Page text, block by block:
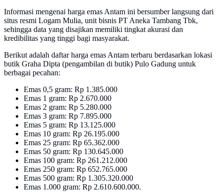
Informasi mengenai harga emas Antam ini bersumber langsung dari
situs resmi Logam Mulia, unit bisnis PT Aneka Tambang Tbk,
sehingga data yang disajikan memiliki tingkat akurasi dan
kredibilitas yang tinggi bagi masyarakat.
Berikut adalah daftar harga emas Antam terbaru berdasarkan lokasi
butik Graha Dipta (pengambilan di butik) Pulo Gadung untuk
berbagai pecahan:
Emas 0,5 gram: Rp 1.385.000
Emas 1 gram: Rp 2.670.000
Emas 2 gram: Rp 5.280.000
Emas 3 gram: Rp 7.895.000
Emas 5 gram: Rp 13.125.000
Emas 10 gram: Rp 26.195.000
Emas 25 gram: Rp 65.362.000
Emas 50 gram: Rp 130.645.000
Emas 100 gram: Rp 261.212.000
Emas 250 gram: Rp 652.765.000
Emas 500 gram: Rp 1.305.320.000
Emas 1.000 gram: Rp 2.610.600.000.